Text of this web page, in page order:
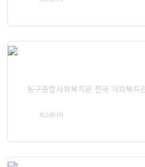
동구종합사회복지관 전국 사회복지
최고관리자